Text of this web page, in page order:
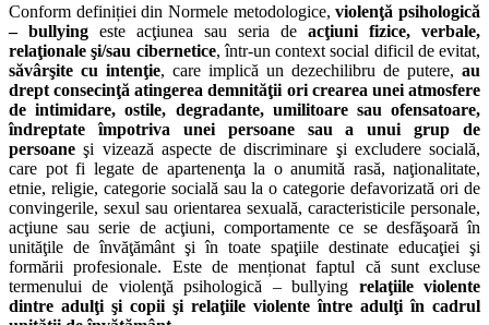
Conform definiției din Normele metodologice,violenţă psihologică
– bullying este acţiunea sau seria de acţiuni fizice, verbale,
relaţionale şi/sau cibernetice, într-un context social dificil de evitat,
săvârşite cu intenţie, care implică un dezechilibru de putere, au
drept consecinţă atingerea demnităţii ori crearea unei atmosfere
de intimidare, ostile, degradante, umilitoare sau ofensatoare,
îndreptate împotriva unei persoane sau a unui grup de
persoaneşi vizează aspecte de discriminare şi excludere socială,
care pot fi legate de apartenenţa la o anumită rasă, naţionalitate,
etnie, religie, categorie socială sau la o categorie defavorizată ori de
convingerile, sexul sau orientarea sexuală, caracteristicile personale,
acţiune sau serie de acţiuni, comportamente ce se desfăşoară în
unităţile de învăţământ şi în toate spaţiile destinate educaţiei şi
formării profesionale. Este de menționat faptul că sunt excluse
termenului de violenţă psihologică – bullying relaţiile violente
dintre adulţi şi copii şi relaţiile violente între adulţi în cadrul